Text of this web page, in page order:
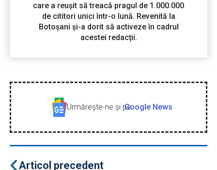
care a reușit să treacă pragul de 1.000.000
de cititori unici într-o lună. Revenită la
Botoșani și-a dorit să activeze în cadrul
acestei redacții.
Urmăreşte-ne şi peGoogle News
Articol precedent